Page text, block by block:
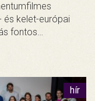
és kelet-európai
fontos…
hír